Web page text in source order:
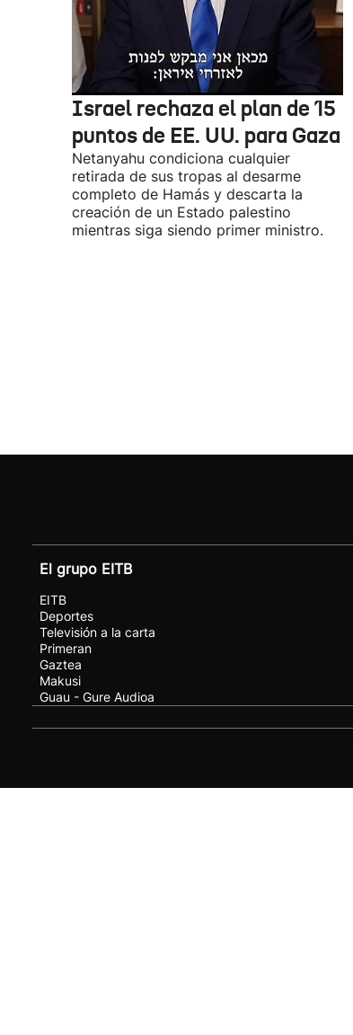
Israel rechaza el plan de 15
puntos de EE. UU. para Gaza
Netanyahu condiciona cualquier
retirada de sus tropas al desarme
completo de Hamás y descarta la
creación de un Estado palestino
mientras siga siendo primer ministro.
El grupo EITB
EITB
Deportes
Televisión a la carta
Primeran
Gaztea
Makusi
Guau - Gure Audioa